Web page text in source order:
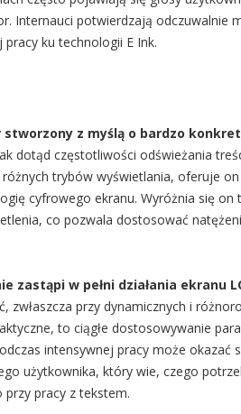
Internauci potwierdzają odczuwalnie
ku technologii E Ink.
z myślą o bardzo
dotąd częstotliwości odświeżania
trybów wyświetlania, oferuje
cyfrowego ekranu. Wyróżnia się on
co pozwala dostosować
zastąpi w pełni działania ekranu
zwłaszcza przy dynamicznych i
to ciągłe dostosowywanie
intensywnej pracy może okazać
użytkownika, który wie, czego
pracy z tekstem.